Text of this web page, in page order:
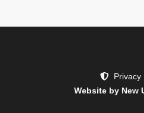
Privacy
Website by New